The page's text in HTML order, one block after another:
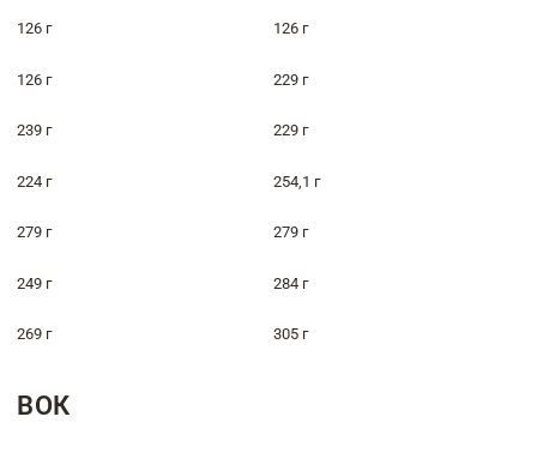
126 г 126 г
126 г 229 г
239 г 229 г
224 г 254,1 г
279 г 279 г
249 г 284 г
269 г 305 г
ВОК